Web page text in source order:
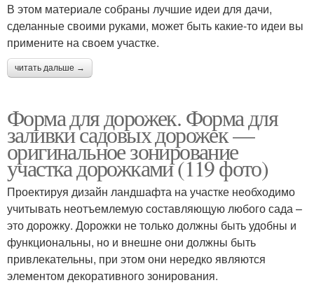
В этом материале собраны лучшие идеи для дачи,
сделанные своими руками, может быть какие-то идеи вы
примените на своем участке.
читать дальше →
Форма для дорожек. Форма для
заливки садовых дорожек —
оригинальное зонирование
участка дорожками (119 фото)
Проектируя дизайн ландшафта на участке необходимо
учитывать неотъемлемую составляющую любого сада –
это дорожку. Дорожки не только должны быть удобны и
функциональны, но и внешне они должны быть
привлекательны, при этом они нередко являются
элементом декоративного зонирования.